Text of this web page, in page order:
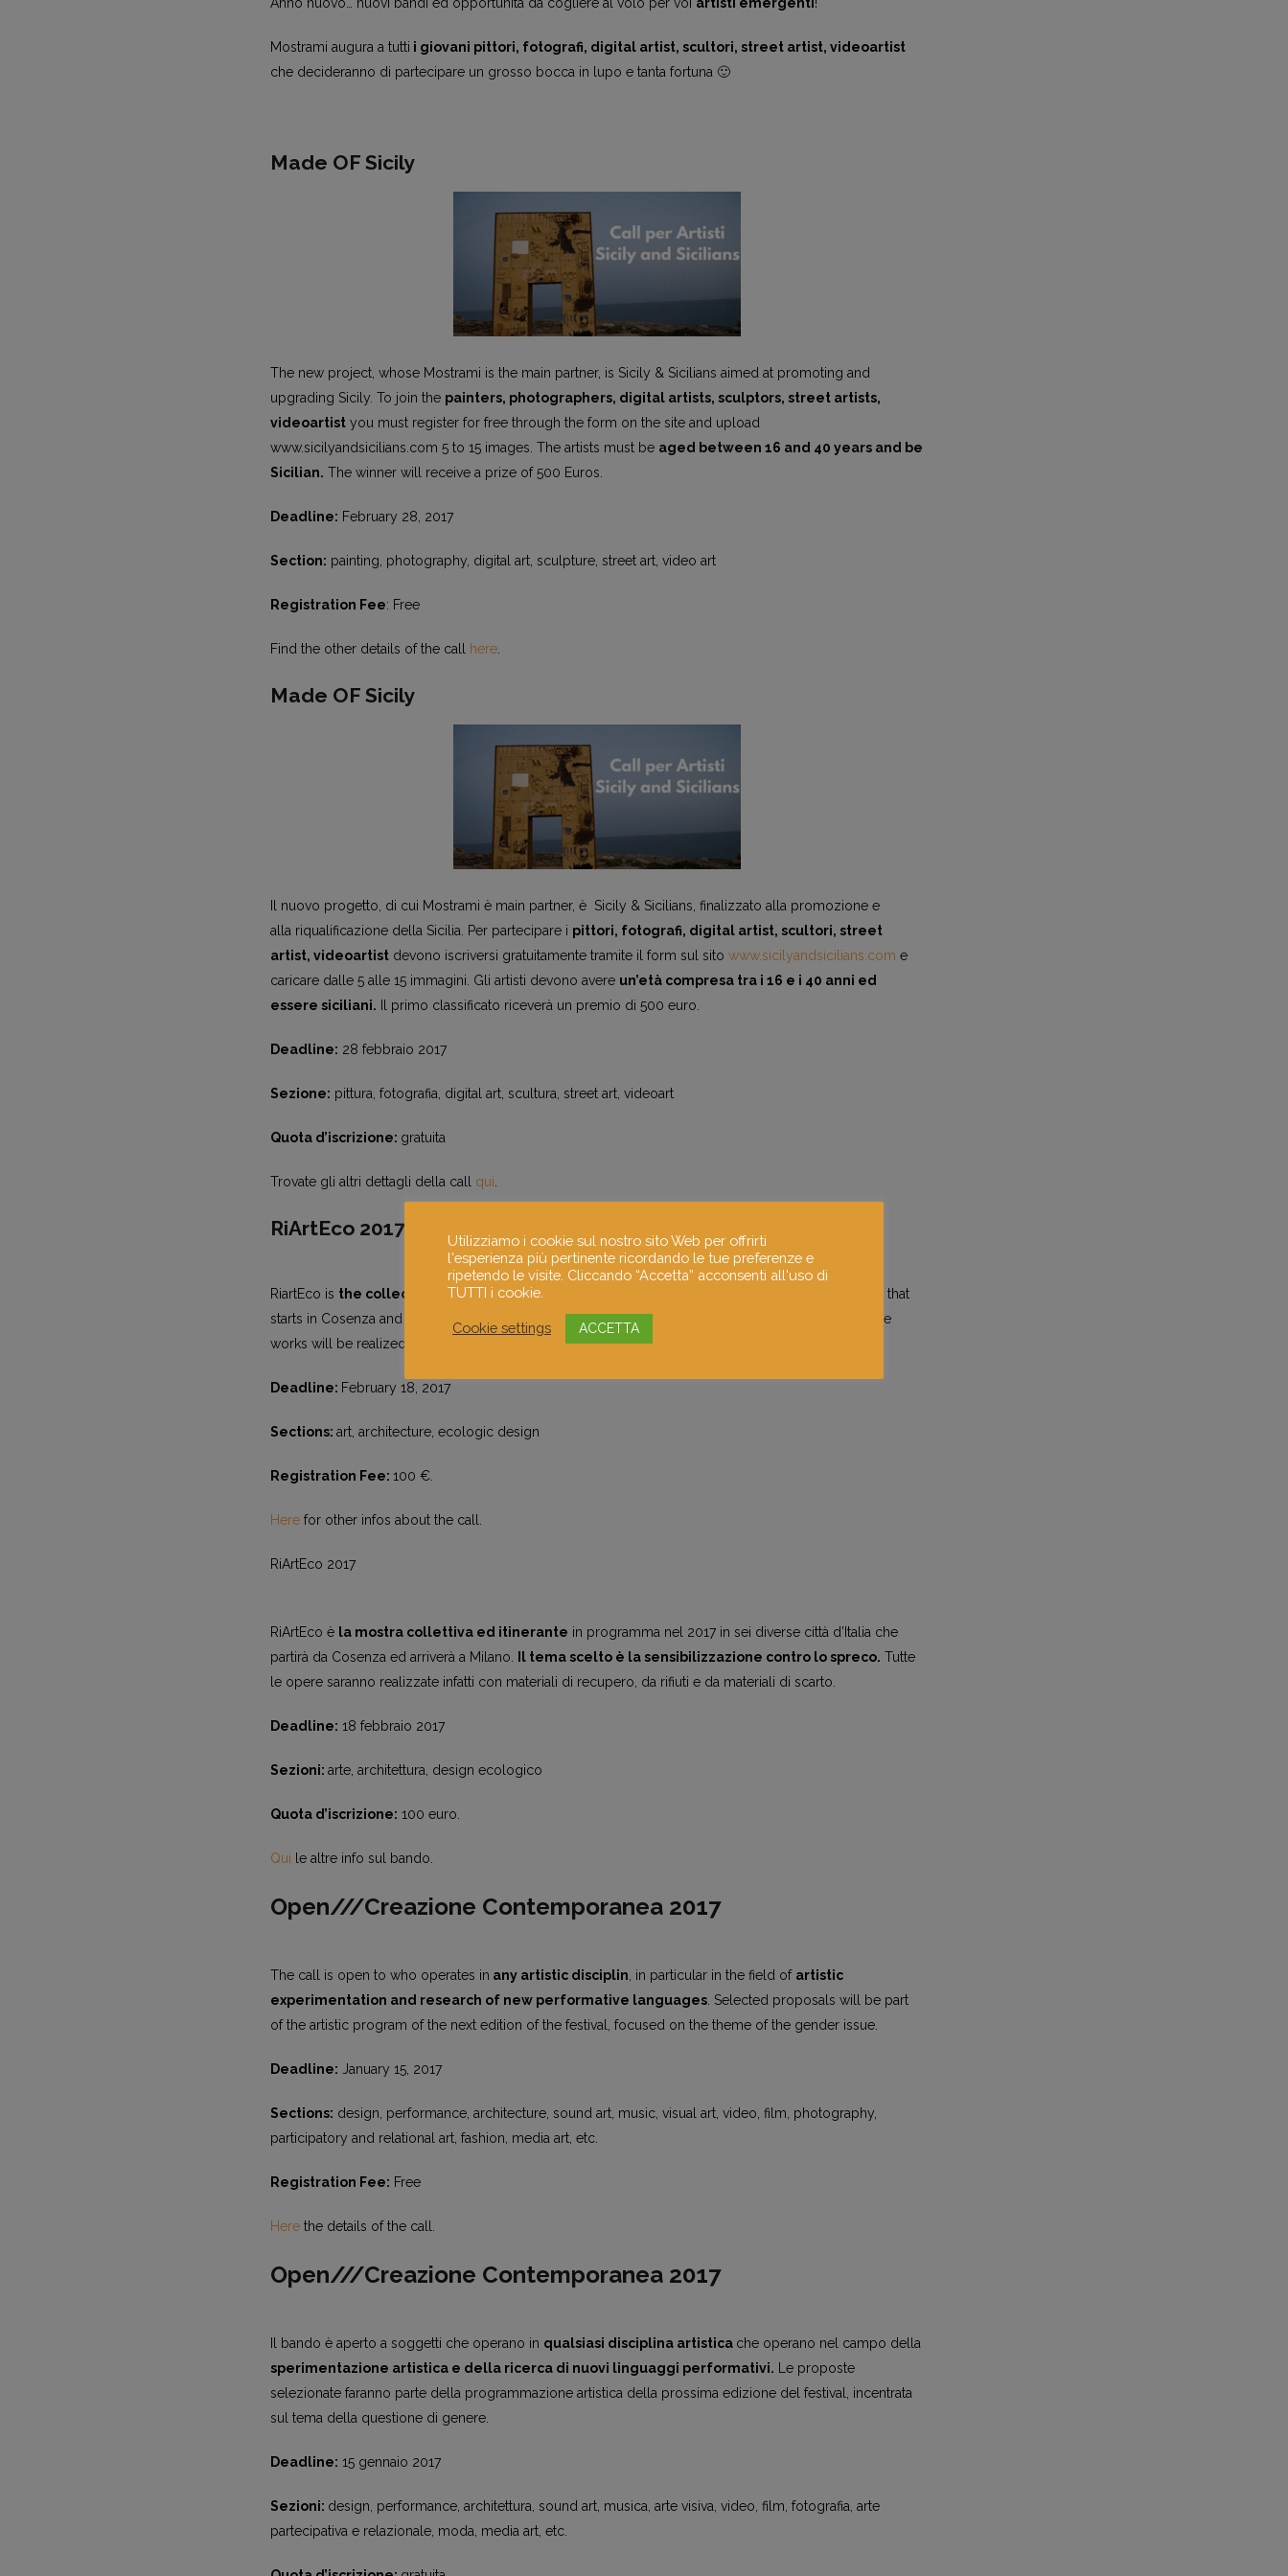
Mostrami augura a tutti i giovani pittori, fotografi, digital artist, scultori, street artist, videoartist
che decideranno di partecipare un grosso bocca in lupo e tanta fortuna 🙂
Made OF Sicily
The new project, whose Mostrami is the main partner, is Sicily & Sicilians aimed at promoting and
upgrading Sicily. To join the painters, photographers, digital artists, sculptors, street artists,
videoartist you must register for free through the form on the site and upload
www.sicilyandsicilians.com 5 to 15 images. The artists must be aged between 16 and 40 years and be
Sicilian. The winner will receive a prize of 500 Euros.
Deadline: February 28, 2017
Section: painting, photography, digital art, sculpture, street art, video art
Registration Fee: Free
Find the other details of the call here
Made OF Sicily
Il nuovo progetto, di cui Mostrami è main partner, è Sicily & Sicilians, finalizzato alla promozione e
alla riqualificazione della Sicilia. Per partecipare i pittori, fotografi, digital artist, scultori, street
artist, videoartist devono iscriversi gratuitamente tramite il form sul sito www.sicilyandsicilians.com e
caricare dalle 5 alle 15 immagini. Gli artisti devono avere un’età compresa tra i 16 e i 40 anni ed
essere siciliani. Il primo classificato riceverà un premio di 500 euro.
Deadline: 28 febbraio 2017
Sezione: pittura, fotografia, digital art, scultura, street art, videoart
Quota d’iscrizione: gratuita
Trovate gli altri dettagli della call qui
RiArtEco 2017
RiartEco is the collective and itinerant exhibition
scheduled in 2017 in six different cities in Italy that
starts in Cosenza and will arrive in Milan.
The chosen theme is awareness against waste.
All the
works will be realized in fact with recycled materials, from waste and discarded materials.
Deadline: February 18, 2017
Sections: art, architecture, ecologic design
Registration Fee: 100 €.
Here for other infos about the call.
RiArtEco 2017
RiArtEco è la mostra collettiva ed itinerante in programma nel 2017 in sei diverse città d’Italia che
partirà da Cosenza ed arriverà a Milano.
Il tema scelto è la sensibilizzazione contro lo spreco. Tutte
le opere saranno realizzate infatti con materiali di recupero, da rifiuti e da materiali di scarto.
Deadline: 18 febbraio 2017
Sezioni: arte, architettura, design ecologico
Quota d’iscrizione: 100 euro.
Qui le altre info sul bando.
Open///Creazione Contemporanea 2017
The call is open to who operates in any artistic disciplin , in particular in the field of artistic
experimentation and research of new performative languages . Selected proposals will be part
of the artistic program of the next edition of the festival, focused on the theme of the gender issue.
Deadline: January 15, 2017
Sections: design, performance, architecture, sound art, music, visual art, video, film, photography,
participatory and relational art, fashion, media art, etc.
Registration Fee: Free
Here the details of the call.
Open///Creazione Contemporanea 2017
Il bando è aperto a soggetti che operano in qualsiasi disciplina artistica che operano nel campo della
sperimentazione artistica e della ricerca di nuovi linguaggi performativi. Le proposte
selezionate faranno parte della programmazione artistica della prossima edizione del festival, incentrata
sul tema della questione di genere.
Deadline: 15 gennaio 2017
Sezioni: design, performance, architettura, sound art, musica, arte visiva, video, film, fotografia, arte
partecipativa e relazionale, moda, media art, etc.
Utilizziamo i cookie sul nostro sito Web per offrirti
l'esperienza più pertinente ricordando le tue preferenze e
ripetendo le visite. Cliccando “Accetta” acconsenti all'uso di
TUTTI i cookie.
Cookie settings ACCETTA